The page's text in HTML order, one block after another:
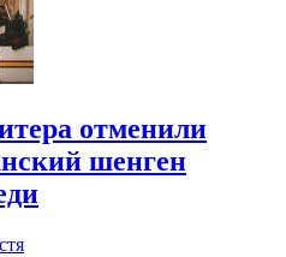
отменили
шенген